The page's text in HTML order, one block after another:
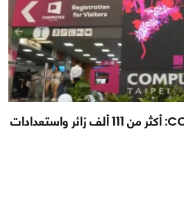
حصاد COMPUTEX 2026: أكثر من 111 ألف زائر واستعدادات